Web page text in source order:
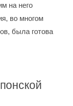
на него
во многом
была готова